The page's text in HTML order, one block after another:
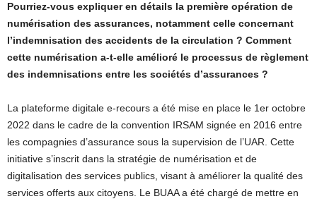
Pourriez-vous expliquer en détails la première opération de
numérisation des assurances, notamment celle concernant
l’indemnisation des accidents de la circulation ? Comment
cette numérisation a-t-elle amélioré le processus de règlement
des indemnisations entre les sociétés d’assurances ?
La plateforme digitale e-recours a été mise en place le 1er octobre
2022 dans le cadre de la convention IRSAM signée en 2016 entre
les compagnies d’assurance sous la supervision de l’UAR. Cette
initiative s’inscrit dans la stratégie de numérisation et de
digitalisation des services publics, visant à améliorer la qualité des
services offerts aux citoyens. Le BUAA a été chargé de mettre en